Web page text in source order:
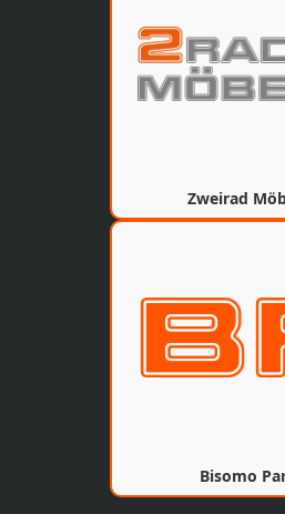
Zweirad
Bisomo